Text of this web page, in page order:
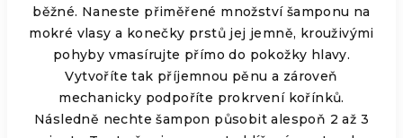
běžné. Naneste přiměřené množství šamponu na
mokré vlasy a konečky prstů jej jemně, krouživými
pohyby vmasírujte přímo do pokožky hlavy.
Vytvoříte tak příjemnou pěnu a zároveň
mechanicky podpoříte prokrvení kořínků.
Následně nechte šampon působit alespoň 2 až 3